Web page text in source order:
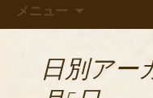
メニュー
日別アー